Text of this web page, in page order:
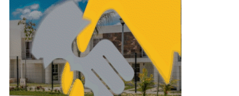
Con Utopía Mixiuhca, la
CDMX impulsa un
modelo de urbanismo
social
REDACCIÓN CENTRO URBANO
MARZO 23, 2026